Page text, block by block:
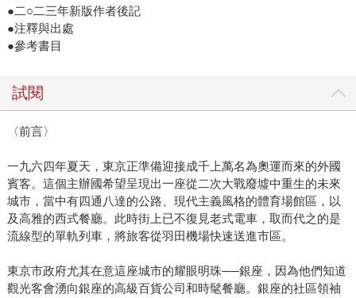
●二○二三年新版作者後記
●注釋與出處
●參考書目
試閱
〈前言〉
一九六四年夏天，東京正準備迎接成千上萬名為奧運而來的外國
賓客。這個主辦國希望呈現出一座從二次大戰廢墟中重生的未來
城市，當中有四通八達的公路、現代主義風格的體育場館區，以
及高雅的西式餐廳。此時街上已不復見老式電車，取而代之的是
流線型的單軌列車，將旅客從羽田機場快速送進市區。
東京市政府尤其在意這座城市的耀眼明珠──銀座，因為他們知道
觀光客會湧向銀座的高級百貨公司和時髦餐廳。銀座的社區領袖